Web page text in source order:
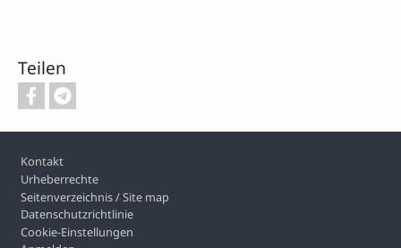
Teilen
Footer
Kontakt
Urheberrechte
Seitenverzeichnis / Site map
Datenschutzrichtlinie
Cookie-Einstellungen